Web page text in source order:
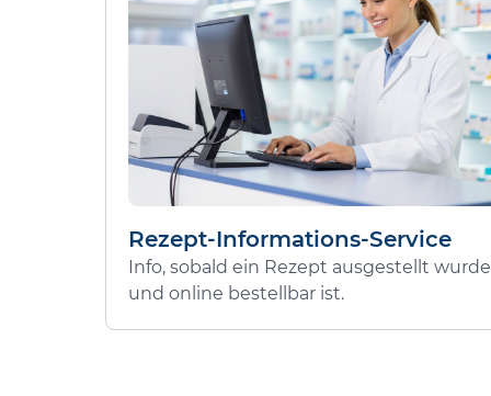
Rezept-Informations-Service
Info, sobald ein Rezept ausgestellt wurde
und online bestellbar ist.